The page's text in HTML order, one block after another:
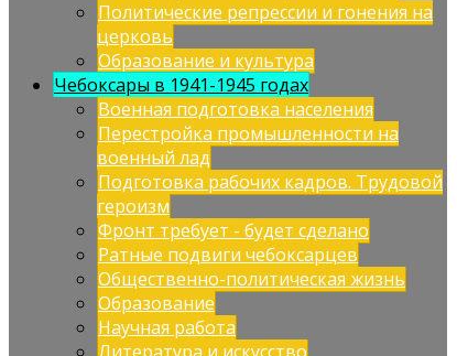
Политические репрессии и гонения на
церковь
Образование и культура
Чебоксары в 1941-1945 годах
Военная подготовка населения
Перестройка промышленности на
военный лад
Подготовка рабочих кадров. Трудовой
героизм
Фронт требует - будет сделано
Ратные подвиги чебоксарцев
Общественно-политическая жизнь
Образование
Научная работа